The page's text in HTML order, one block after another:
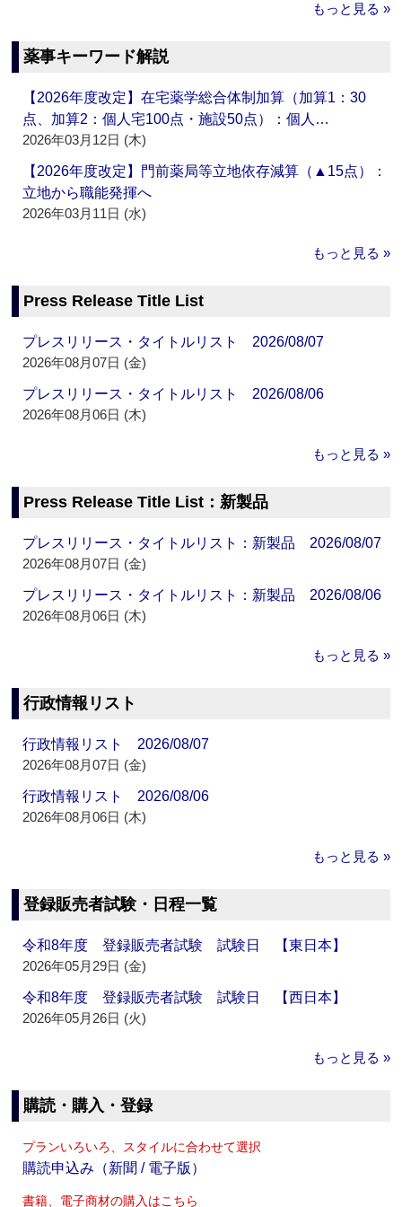
もっと見る »
薬事キーワード解説
【2026年度改定】在宅薬学総合体制加算（加算1：30
点、加算2：個人宅100点・施設50点）：個人…
2026年03月12日 (木)
【2026年度改定】門前薬局等立地依存減算（▲15点）：
立地から職能発揮へ
2026年03月11日 (水)
もっと見る »
Press Release Title List
プレスリリース・タイトルリスト 2026/08/07
2026年08月07日 (金)
プレスリリース・タイトルリスト 2026/08/06
2026年08月06日 (木)
もっと見る »
Press Release Title List：新製品
プレスリリース・タイトルリスト：新製品 2026/08/07
2026年08月07日 (金)
プレスリリース・タイトルリスト：新製品 2026/08/06
2026年08月06日 (木)
もっと見る »
行政情報リスト
行政情報リスト 2026/08/07
2026年08月07日 (金)
行政情報リスト 2026/08/06
2026年08月06日 (木)
もっと見る »
登録販売者試験・日程一覧
令和8年度 登録販売者試験 試験日 【東日本】
2026年05月29日 (金)
令和8年度 登録販売者試験 試験日 【西日本】
2026年05月26日 (火)
もっと見る »
購読・購入・登録
プランいろいろ、スタイルに合わせて選択
購読申込み（新聞 / 電子版）
書籍、電子商材の購入はこちら